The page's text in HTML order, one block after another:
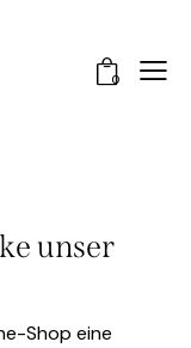
0
unser
Shop eine